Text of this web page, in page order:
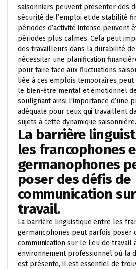
saisonniers peuvent présenter des
sécurité de l’emploi et de stabilité
périodes d’activité intense peuvent
périodes plus calmes. Cela peut
des travailleurs dans la durabilité
nécessiter une planification
pour faire face aux fluctuations
liée à ces emplois temporaires
le bien-être mental et émotionnel
soulignant ainsi l’importance d’une
adéquate pour ceux qui travaillent
sujets à cette dynamique saisonnière.
La barrière
les francophones
germanophones
poser des défis de
communication
travail.
La barrière linguistique entre les
germanophones peut parfois poser
communication sur le lieu de travail
environnement professionnel où la
est présente, il est essentiel de